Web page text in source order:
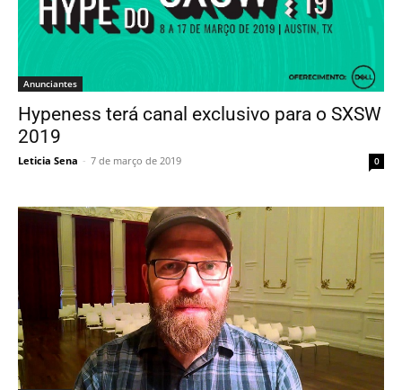
Anunciantes
Hypeness terá canal exclusivo para o SXSW
2019
Leticia Sena - 7 de março de 2019 0